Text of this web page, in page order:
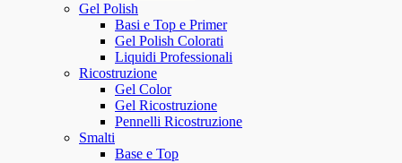
Gel Polish
Basi e Top e Primer
Gel Polish Colorati
Liquidi Professionali
Ricostruzione
Gel Color
Gel Ricostruzione
Pennelli Ricostruzione
Smalti
Base e Top